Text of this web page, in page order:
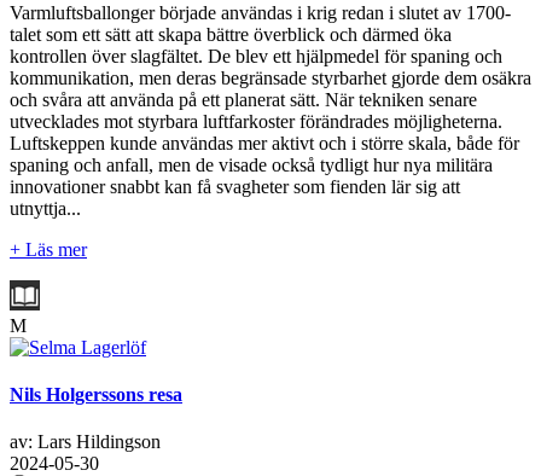
Varmluftsballonger började användas i krig redan i slutet av 1700-
talet som ett sätt att skapa bättre överblick och därmed öka
kontrollen över slagfältet. De blev ett hjälpmedel för spaning och
kommunikation, men deras begränsade styrbarhet gjorde dem osäkra
och svåra att använda på ett planerat sätt. När tekniken senare
utvecklades mot styrbara luftfarkoster förändrades möjligheterna.
Luftskeppen kunde användas mer aktivt och i större skala, både för
spaning och anfall, men de visade också tydligt hur nya militära
innovationer snabbt kan få svagheter som fienden lär sig att
utnyttja...
+ Läs mer
M
Nils Holgerssons resa
av: Lars Hildingson
2024-05-30